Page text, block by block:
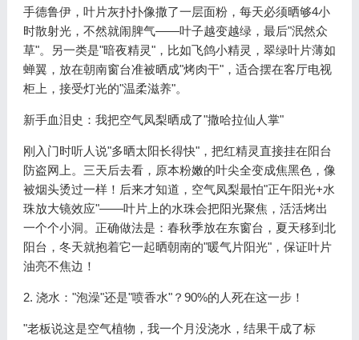
手德鲁伊，叶片灰扑扑像撒了一层面粉，每天必须晒够4小
时散射光，不然就闹脾气——叶子越变越绿，最后"泯然众
草"。另一类是"暗夜精灵"，比如飞鸽小精灵，翠绿叶片薄如
蝉翼，放在朝南窗台准被晒成"烤肉干"，适合摆在客厅电视
柜上，接受灯光的"温柔滋养"。
新手血泪史：我把空气凤梨晒成了"撒哈拉仙人掌"
刚入门时听人说"多晒太阳长得快"，把红精灵直接挂在阳台
防盗网上。三天后去看，原本粉嫩的叶尖全变成焦黑色，像
被烟头烫过一样！后来才知道，空气凤梨最怕"正午阳光+水
珠放大镜效应"——叶片上的水珠会把阳光聚焦，活活烤出
一个个小洞。正确做法是：春秋季放在东窗台，夏天移到北
阳台，冬天就抱着它一起晒朝南的"暖气片阳光"，保证叶片
油亮不焦边！
2. 浇水："泡澡"还是"喷香水"？90%的人死在这一步！
"老板说这是空气植物，我一个月没浇水，结果干成了标